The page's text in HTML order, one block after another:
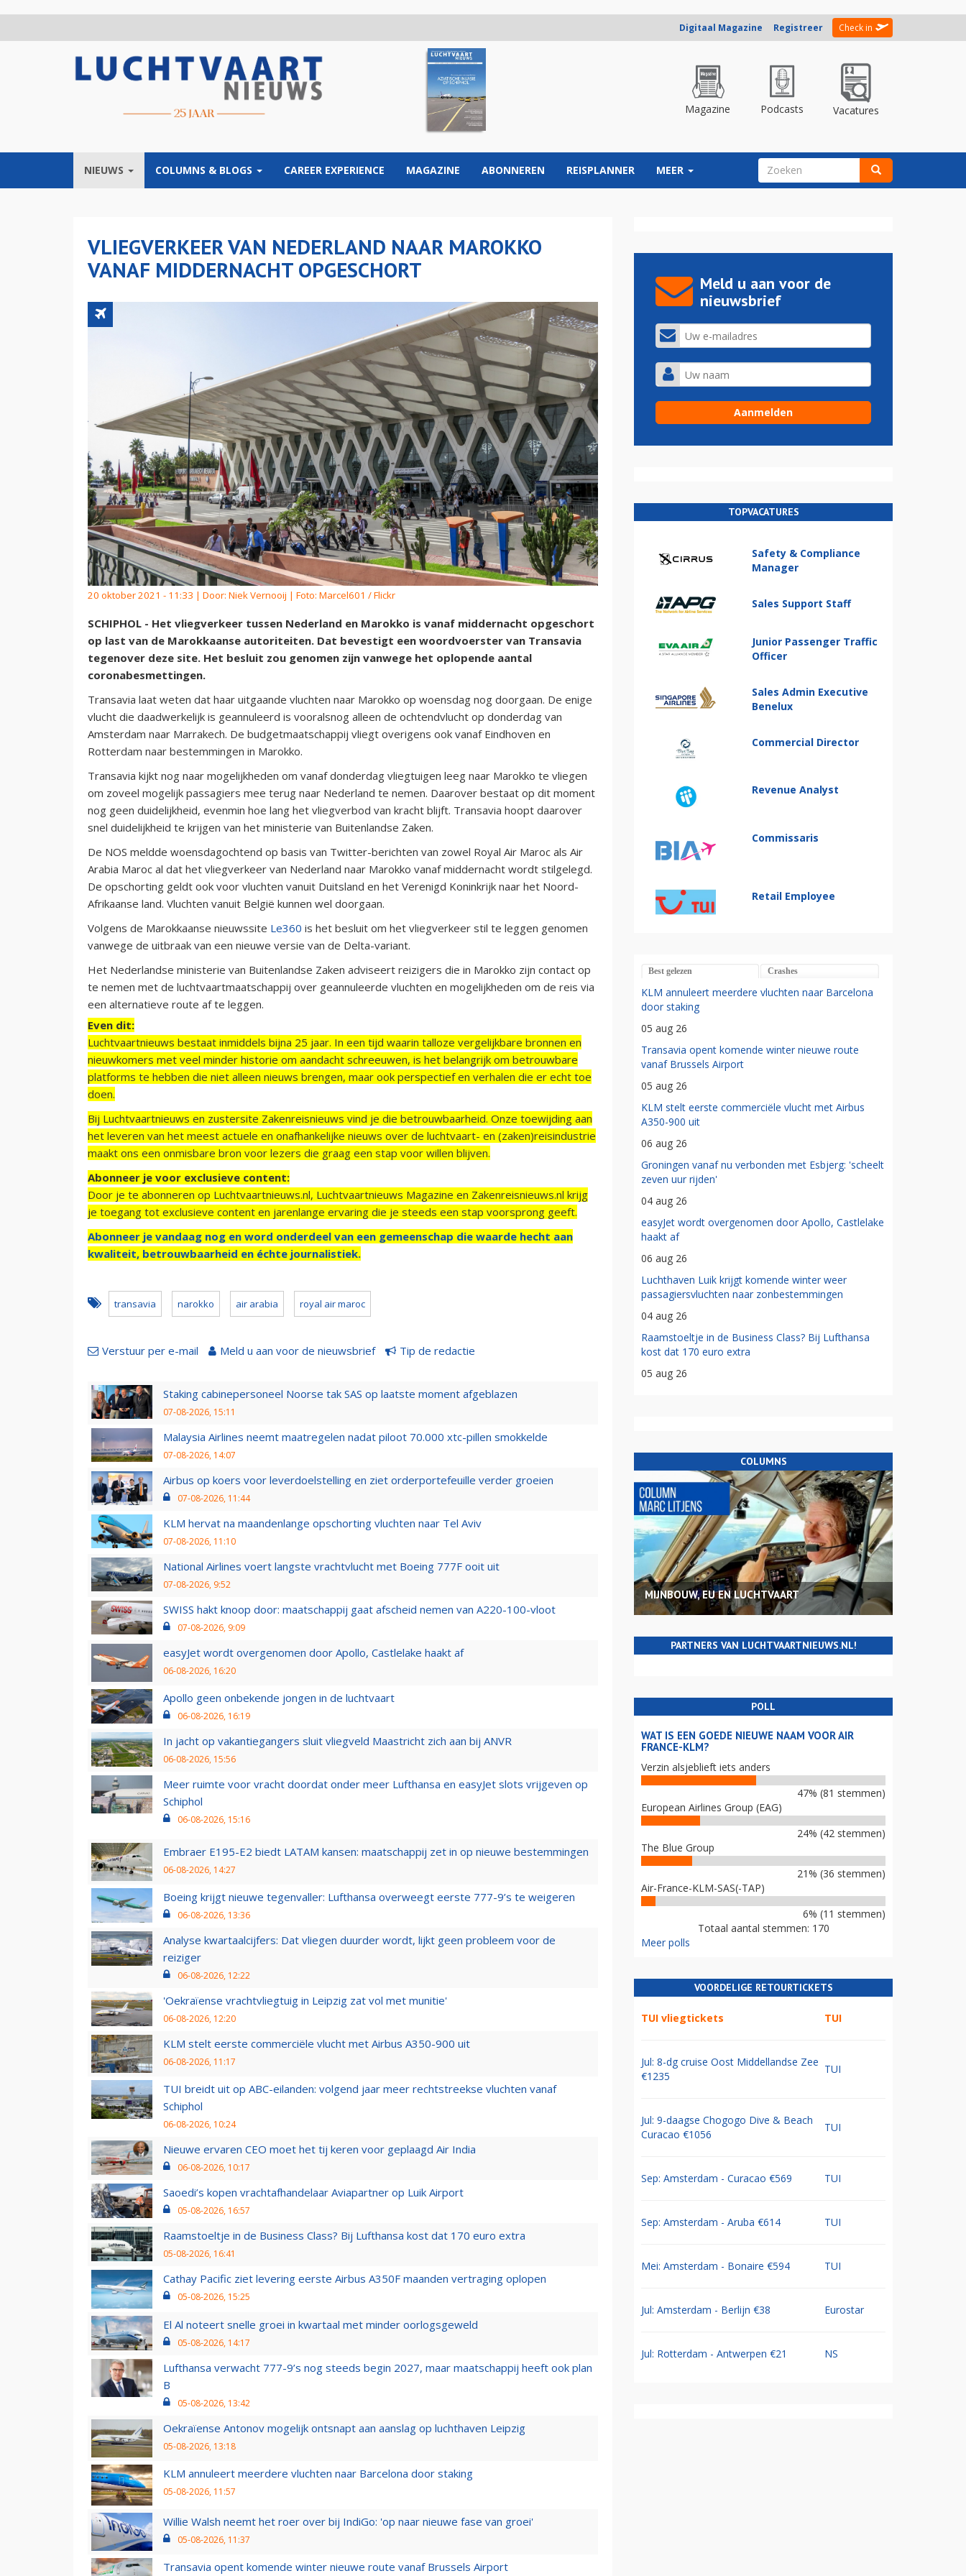
Digitaal Magazine Registreer Check in
Magazine Podcasts Vacatures
NIEUWS COLUMNS & BLOGS CAREER EXPERIENCE MAGAZINE ABONNEREN REISPLANNER MEER ZOEKVELD
VLIEGVERKEER VAN NEDERLAND NAAR MAROKKO
VANAF MIDDERNACHT OPGESCHORT
20 oktober 2021 - 11:33 | Door: Niek Vernooij | Foto: Marcel601 / Flickr
SCHIPHOL - Het vliegverkeer tussen Nederland en Marokko is vanaf middernacht opgeschort
op last van de Marokkaanse autoriteiten. Dat bevestigt een woordvoerster van Transavia
tegenover deze site. Het besluit zou genomen zijn vanwege het oplopende aantal
coronabesmettingen.
Transavia laat weten dat haar uitgaande vluchten naar Marokko op woensdag nog doorgaan. De enige
vlucht die daadwerkelijk is geannuleerd is vooralsnog alleen de ochtendvlucht op donderdag van
Amsterdam naar Marrakech. De budgetmaatschappij vliegt overigens ook vanaf Eindhoven en
Rotterdam naar bestemmingen in Marokko.
Transavia kijkt nog naar mogelijkheden om vanaf donderdag vliegtuigen leeg naar Marokko te vliegen
om zoveel mogelijk passagiers mee terug naar Nederland te nemen. Daarover bestaat op dit moment
nog geen duidelijkheid, evenmin hoe lang het vliegverbod van kracht blijft. Transavia hoopt daarover
snel duidelijkheid te krijgen van het ministerie van Buitenlandse Zaken.
De NOS meldde woensdagochtend op basis van Twitter-berichten van zowel Royal Air Maroc als Air
Arabia Maroc al dat het vliegverkeer van Nederland naar Marokko vanaf middernacht wordt stilgelegd.
De opschorting geldt ook voor vluchten vanuit Duitsland en het Verenigd Koninkrijk naar het Noord-
Afrikaanse land. Vluchten vanuit België kunnen wel doorgaan.
Volgens de Marokkaanse nieuwssite Le360 is het besluit om het vliegverkeer stil te leggen genomen
vanwege de uitbraak van een nieuwe versie van de Delta-variant.
Het Nederlandse ministerie van Buitenlandse Zaken adviseert reizigers die in Marokko zijn contact op
te nemen met de luchtvaartmaatschappij over geannuleerde vluchten en mogelijkheden om de reis via
een alternatieve route af te leggen.
Even dit:
Luchtvaartnieuws bestaat inmiddels bijna 25 jaar. In een tijd waarin talloze vergelijkbare bronnen en
nieuwkomers met veel minder historie om aandacht schreeuwen, is het belangrijk om betrouwbare
platforms te hebben die niet alleen nieuws brengen, maar ook perspectief en verhalen die er echt toe
doen.
Bij Luchtvaartnieuws en zustersite Zakenreisnieuws vind je die betrouwbaarheid. Onze toewijding aan
het leveren van het meest actuele en onafhankelijke nieuws over de luchtvaart- en (zaken)reisindustrie
maakt ons een onmisbare bron voor lezers die graag een stap voor willen blijven.
Abonneer je voor exclusieve content:
Door je te abonneren op Luchtvaartnieuws.nl, Luchtvaartnieuws Magazine en Zakenreisnieuws.nl krijg
je toegang tot exclusieve content en jarenlange ervaring die je steeds een stap voorsprong geeft.
Abonneer je vandaag nog en word onderdeel van een gemeenschap die waarde hecht aan
kwaliteit, betrouwbaarheid en échte journalistiek.
transavia narokko air arabia royal air maroc
Verstuur per e-mail Meld u aan voor de nieuwsbrief Tip de redactie
Staking cabinepersoneel Noorse tak SAS op laatste moment afgeblazen
07-08-2026, 15:11
Malaysia Airlines neemt maatregelen nadat piloot 70.000 xtc-pillen smokkelde
07-08-2026, 14:07
Airbus op koers voor leverdoelstelling en ziet orderportefeuille verder groeien
07-08-2026, 11:44
KLM hervat na maandenlange opschorting vluchten naar Tel Aviv
07-08-2026, 11:10
National Airlines voert langste vrachtvlucht met Boeing 777F ooit uit
07-08-2026, 9:52
SWISS hakt knoop door: maatschappij gaat afscheid nemen van A220-100-vloot
07-08-2026, 9:09
easyJet wordt overgenomen door Apollo, Castlelake haakt af
06-08-2026, 16:20
Apollo geen onbekende jongen in de luchtvaart
06-08-2026, 16:19
In jacht op vakantiegangers sluit vliegveld Maastricht zich aan bij ANVR
06-08-2026, 15:56
Meer ruimte voor vracht doordat onder meer Lufthansa en easyJet slots vrijgeven op
Schiphol
06-08-2026, 15:16
Embraer E195-E2 biedt LATAM kansen: maatschappij zet in op nieuwe bestemmingen
06-08-2026, 14:27
Boeing krijgt nieuwe tegenvaller: Lufthansa overweegt eerste 777-9’s te weigeren
06-08-2026, 13:36
Analyse kwartaalcijfers: Dat vliegen duurder wordt, lijkt geen probleem voor de
reiziger
06-08-2026, 12:22
'Oekraïense vrachtvliegtuig in Leipzig zat vol met munitie'
06-08-2026, 12:20
KLM stelt eerste commerciële vlucht met Airbus A350-900 uit
06-08-2026, 11:17
TUI breidt uit op ABC-eilanden: volgend jaar meer rechtstreekse vluchten vanaf
Schiphol
06-08-2026, 10:24
Nieuwe ervaren CEO moet het tij keren voor geplaagd Air India
06-08-2026, 10:17
Saoedi’s kopen vrachtafhandelaar Aviapartner op Luik Airport
05-08-2026, 16:57
Raamstoeltje in de Business Class? Bij Lufthansa kost dat 170 euro extra
05-08-2026, 16:41
Cathay Pacific ziet levering eerste Airbus A350F maanden vertraging oplopen
05-08-2026, 15:25
El Al noteert snelle groei in kwartaal met minder oorlogsgeweld
05-08-2026, 14:17
Lufthansa verwacht 777-9’s nog steeds begin 2027, maar maatschappij heeft ook plan
B
05-08-2026, 13:42
Oekraïense Antonov mogelijk ontsnapt aan aanslag op luchthaven Leipzig
05-08-2026, 13:18
KLM annuleert meerdere vluchten naar Barcelona door staking
05-08-2026, 11:57
Willie Walsh neemt het roer over bij IndiGo: 'op naar nieuwe fase van groei'
05-08-2026, 11:37
Transavia opent komende winter nieuwe route vanaf Brussels Airport
Meld u aan voor de
nieuwsbrief
TOPVACATURES
Safety & Compliance
Manager
Sales Support Staff
Junior Passenger Traffic
Officer
Sales Admin Executive
Benelux
Commercial Director
Revenue Analyst
Commissaris
Retail Employee
Best gelezen Crashes
KLM annuleert meerdere vluchten naar Barcelona
door staking
05 aug 26
Transavia opent komende winter nieuwe route
vanaf Brussels Airport
05 aug 26
KLM stelt eerste commerciële vlucht met Airbus
A350-900 uit
06 aug 26
Groningen vanaf nu verbonden met Esbjerg: 'scheelt
zeven uur rijden'
04 aug 26
easyJet wordt overgenomen door Apollo, Castlelake
haakt af
06 aug 26
Luchthaven Luik krijgt komende winter weer
passagiersvluchten naar zonbestemmingen
04 aug 26
Raamstoeltje in de Business Class? Bij Lufthansa
kost dat 170 euro extra
05 aug 26
COLUMNS
MIJNBOUW, EU EN LUCHTVAART
PARTNERS VAN LUCHTVAARTNIEUWS.NL!
POLL
WAT IS EEN GOEDE NIEUWE NAAM VOOR AIR
FRANCE-KLM?
Verzin alsjeblieft iets anders
47% (81 stemmen)
European Airlines Group (EAG)
24% (42 stemmen)
The Blue Group
21% (36 stemmen)
Air-France-KLM-SAS(-TAP)
6% (11 stemmen)
Totaal aantal stemmen: 170
Meer polls
VOORDELIGE RETOURTICKETS
TUI vliegtickets TUI
Jul: 8-dg cruise Oost Middellandse Zee
€1235
TUI
Jul: 9-daagse Chogogo Dive & Beach
Curacao €1056
TUI
Sep: Amsterdam - Curacao €569 TUI
Sep: Amsterdam - Aruba €614 TUI
Mei: Amsterdam - Bonaire €594 TUI
Jul: Amsterdam - Berlijn €38 Eurostar
Jul: Rotterdam - Antwerpen €21 NS